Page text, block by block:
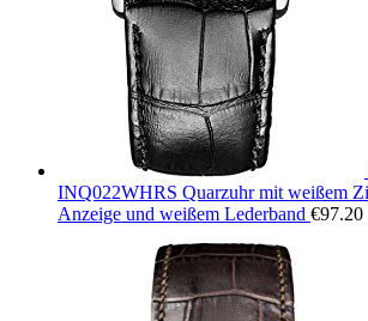
INQ022WHRS Quarzuhr mit weißem
Anzeige und weißem Lederband €97.20